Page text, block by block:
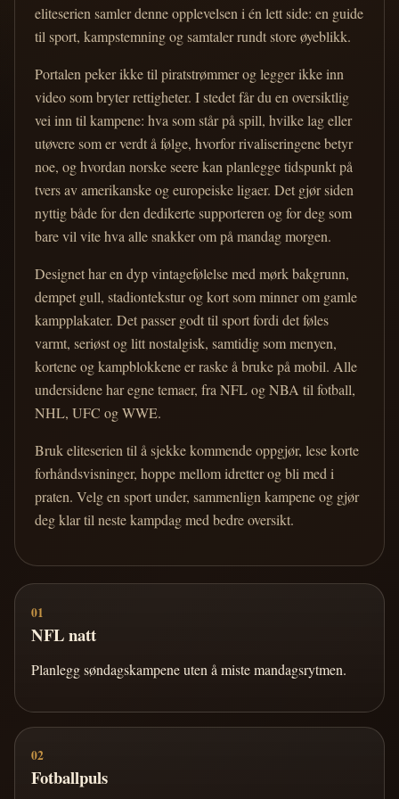
eliteserien samler denne opplevelsen i én lett side: en guide
til sport, kampstemning og samtaler rundt store øyeblikk.
Portalen peker ikke til piratstrømmer og legger ikke inn
video som bryter rettigheter. I stedet får du en oversiktlig
vei inn til kampene: hva som står på spill, hvilke lag eller
utøvere som er verdt å følge, hvorfor rivaliseringene betyr
noe, og hvordan norske seere kan planlegge tidspunkt på
tvers av amerikanske og europeiske ligaer. Det gjør siden
nyttig både for den dedikerte supporteren og for deg som
bare vil vite hva alle snakker om på mandag morgen.
Designet har en dyp vintagefølelse med mørk bakgrunn,
dempet gull, stadiontekstur og kort som minner om gamle
kampplakater. Det passer godt til sport fordi det føles
varmt, seriøst og litt nostalgisk, samtidig som menyen,
kortene og kampblokkene er raske å bruke på mobil. Alle
undersidene har egne temaer, fra NFL og NBA til fotball,
NHL, UFC og WWE.
Bruk eliteserien til å sjekke kommende oppgjør, lese korte
forhåndsvisninger, hoppe mellom idretter og bli med i
praten. Velg en sport under, sammenlign kampene og gjør
deg klar til neste kampdag med bedre oversikt.
01
NFL natt
Planlegg søndagskampene uten å miste mandagsrytmen.
02
Fotballpuls